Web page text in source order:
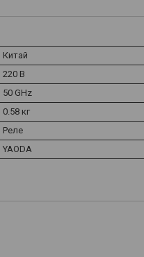
Китай
220 В
50 GHz
0.58 кг
Реле
YAODA